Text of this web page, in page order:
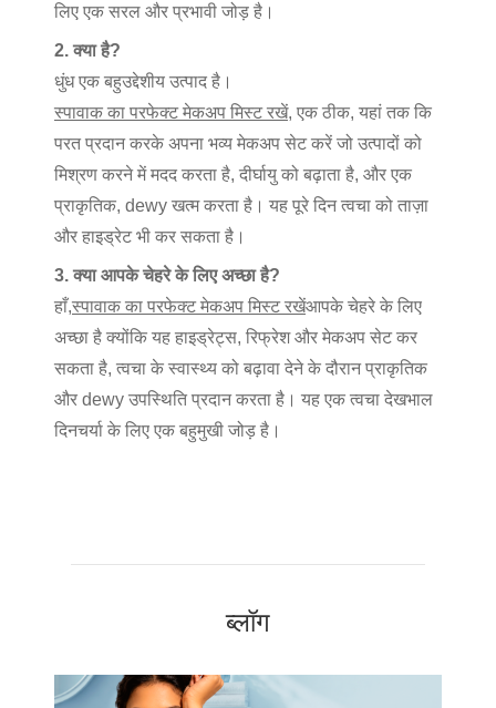
लिए एक सरल और प्रभावी जोड़ है।
2. क्या है?
धुंध एक बहुउद्देशीय उत्पाद है।
स्पावाक का परफेक्ट मेकअप मिस्ट रखें, एक ठीक, यहां तक कि
परत प्रदान करके अपना भव्य मेकअप सेट करें जो उत्पादों को
मिश्रण करने में मदद करता है, दीर्घायु को बढ़ाता है, और एक
प्राकृतिक, dewy खत्म करता है। यह पूरे दिन त्वचा को ताज़ा
और हाइड्रेट भी कर सकता है।
3. क्या आपके चेहरे के लिए अच्छा है?
हाँ,स्पावाक का परफेक्ट मेकअप मिस्ट रखेंआपके चेहरे के लिए
अच्छा है क्योंकि यह हाइड्रेट्स, रिफ्रेश और मेकअप सेट कर
सकता है, त्वचा के स्वास्थ्य को बढ़ावा देने के दौरान प्राकृतिक
और dewy उपस्थिति प्रदान करता है। यह एक त्वचा देखभाल
दिनचर्या के लिए एक बहुमुखी जोड़ है।
ब्लॉग